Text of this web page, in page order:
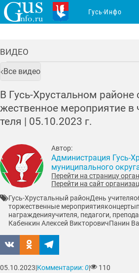
ВИДЕО
Все видео
В Гусь-Хрус­таль­ном рай­оне
жес­твен­ное ме­роп­ри­ятие в
теля | 05.10.2023 г.
Автор:
Администрация Гусь-
муниципального
Перейти на страницу
Перейти на сайт
Гусь-Хрустальный районДень учителя
торжественные мероприятияконцерты
награжденияучителя, педагоги,
Кабенкин Алексей ВикторовичПанин
05.10.2023|Комментарии:0| 110
Гусь-Инфо